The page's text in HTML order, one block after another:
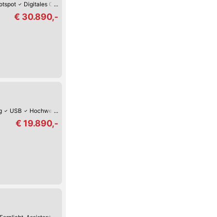
Digitales Cockpit
€ 30.890,-
USB Hochwertiges Sound-System
€ 19.890,-